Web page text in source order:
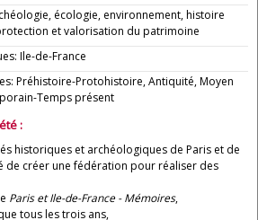
écologie, environnement, histoire
et valorisation du patrimoine
Ile-de-France
Préhistoire-Protohistoire, Antiquité, Moyen
Temps présent
:
historiques et archéologiques de Paris et de
de créer une fédération pour réaliser des
Paris et Ile-de-France - Mémoires,
tous les trois ans,